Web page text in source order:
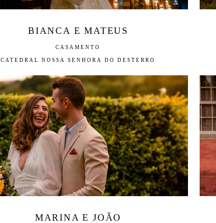
BIANCA E MATEUS
CASAMENTO
CATEDRAL NOSSA SENHORA DO DESTERRO
MARINA E JOÃO